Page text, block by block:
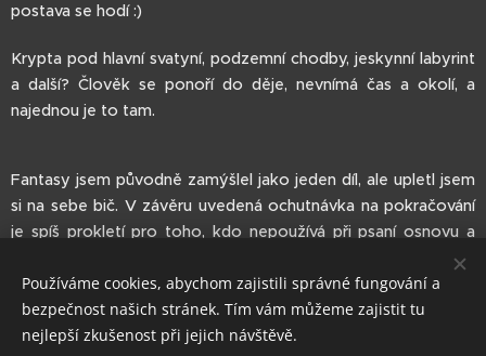
postava se hodí :)
Krypta pod hlavní svatyní, podzemní chodby, jeskynní labyrint
a další? Člověk se ponoří do děje, nevnímá čas a okolí, a
najednou je to tam.
Fantasy jsem původně zamýšlel jako jeden díl, ale upletl jsem
si na sebe bič. V závěru uvedená ochutnávka na pokračování
je spíš prokletí pro toho, kdo nepoužívá při psaní osnovu a
jede podle bezprostředních výplodů vlastní hlavy. Ale
představu mám a bude se víc cestovat po světě – to jediný
můžu slíbit.
Používáme cookies, abychom zajistili správné fungování a
bezpečnost našich stránek. Tím vám můžeme zajistit tu
nejlepší zkušenost při jejich návštěvě.